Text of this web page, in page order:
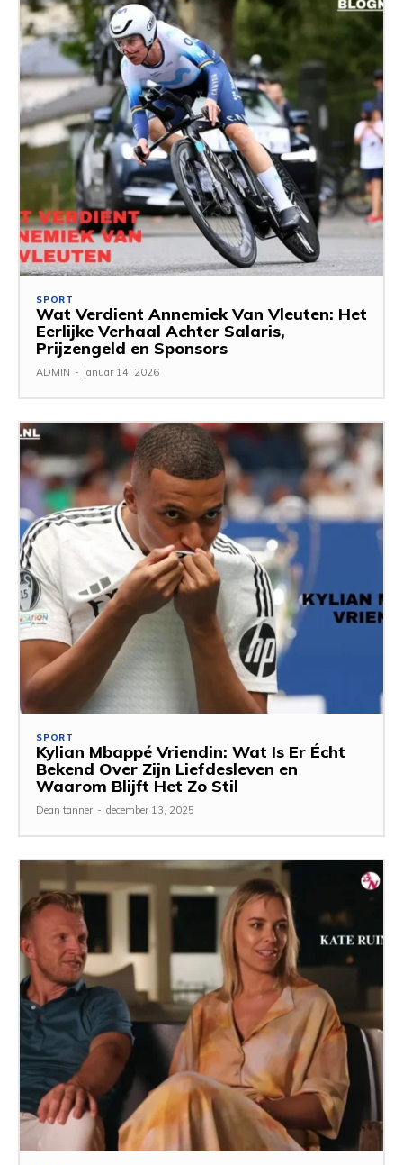
SPORT
Wat Verdient Annemiek Van Vleuten: Het
Eerlijke Verhaal Achter Salaris,
Prijzengeld en Sponsors
ADMIN - januar 14, 2026
SPORT
Kylian Mbappé Vriendin: Wat Is Er Écht
Bekend Over Zijn Liefdesleven en
Waarom Blijft Het Zo Stil
Dean tanner - december 13, 2025